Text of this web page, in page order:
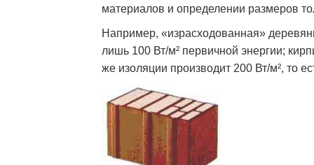
материалов и определении размеров
Например, «израсходованная»
лишь 100 Вт/м² первичной энергии;
же изоляции производит 200 Вт/м², то